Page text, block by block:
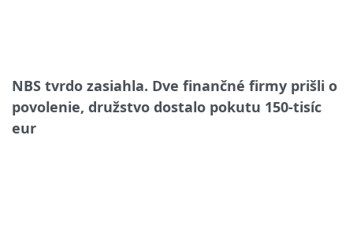
NBS tvrdo zasiahla. Dve finančné firmy prišli o
povolenie, družstvo dostalo pokutu 150-tisíc
eur